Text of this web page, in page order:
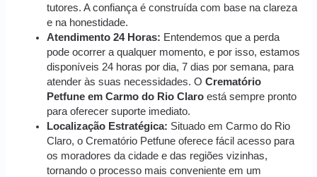
tutores. A confiança é construída com base na clareza
e na honestidade.
Atendimento 24 Horas: Entendemos que a perda
pode ocorrer a qualquer momento, e por isso, estamos
disponíveis 24 horas por dia, 7 dias por semana, para
atender às suas necessidades. OCrematório
Petfune em Carmo do Rio Claro está sempre pronto
para oferecer suporte imediato.
Localização Estratégica: Situado em Carmo do Rio
Claro, o Crematório Petfune oferece fácil acesso para
os moradores da cidade e das regiões vizinhas,
tornando o processo mais conveniente em um